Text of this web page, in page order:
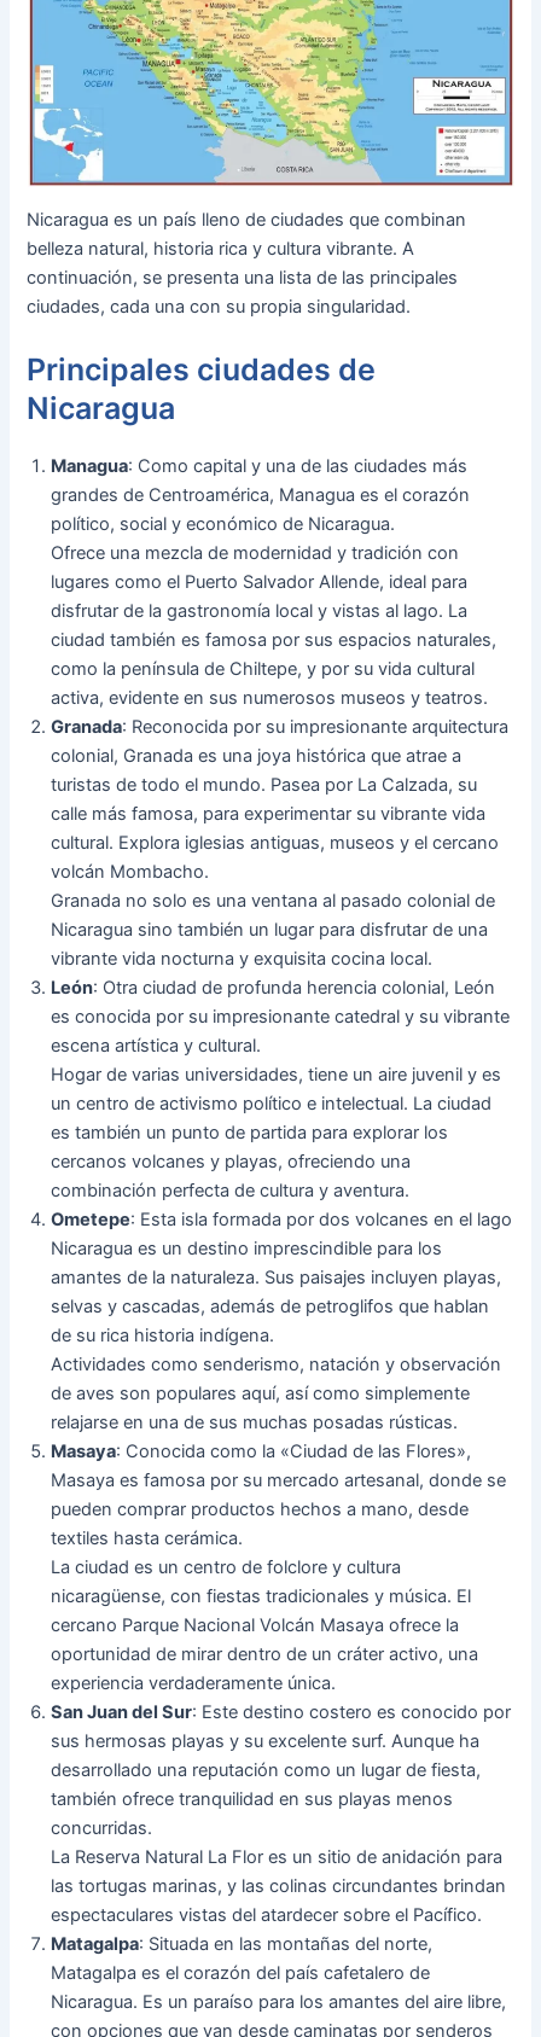
Nicaragua es un país lleno de ciudades que combinan
belleza natural, historia rica y cultura vibrante. A
continuación, se presenta una lista de las principales
ciudades, cada una con su propia singularidad.
Principales ciudades de
Nicaragua
Managua: Como capital y una de las ciudades más
grandes de Centroamérica, Managua es el corazón
político, social y económico de Nicaragua.
Ofrece una mezcla de modernidad y tradición con
lugares como el Puerto Salvador Allende, ideal para
disfrutar de la gastronomía local y vistas al lago. La
ciudad también es famosa por sus espacios naturales,
como la península de Chiltepe, y por su vida cultural
activa, evidente en sus numerosos museos y teatros.
Granada: Reconocida por su impresionante arquitectura
colonial, Granada es una joya histórica que atrae a
turistas de todo el mundo. Pasea por La Calzada, su
calle más famosa, para experimentar su vibrante vida
cultural. Explora iglesias antiguas, museos y el cercano
volcán Mombacho.
Granada no solo es una ventana al pasado colonial de
Nicaragua sino también un lugar para disfrutar de una
vibrante vida nocturna y exquisita cocina local.
León: Otra ciudad de profunda herencia colonial, León
es conocida por su impresionante catedral y su vibrante
escena artística y cultural.
Hogar de varias universidades, tiene un aire juvenil y es
un centro de activismo político e intelectual. La ciudad
es también un punto de partida para explorar los
cercanos volcanes y playas, ofreciendo una
combinación perfecta de cultura y aventura.
Ometepe: Esta isla formada por dos volcanes en el lago
Nicaragua es un destino imprescindible para los
amantes de la naturaleza. Sus paisajes incluyen playas,
selvas y cascadas, además de petroglifos que hablan
de su rica historia indígena.
Actividades como senderismo, natación y observación
de aves son populares aquí, así como simplemente
relajarse en una de sus muchas posadas rústicas.
Masaya: Conocida como la «Ciudad de las Flores»,
Masaya es famosa por su mercado artesanal, donde se
pueden comprar productos hechos a mano, desde
textiles hasta cerámica.
La ciudad es un centro de folclore y cultura
nicaragüense, con fiestas tradicionales y música. El
cercano Parque Nacional Volcán Masaya ofrece la
oportunidad de mirar dentro de un cráter activo, una
experiencia verdaderamente única.
San Juan del Sur: Este destino costero es conocido por
sus hermosas playas y su excelente surf. Aunque ha
desarrollado una reputación como un lugar de fiesta,
también ofrece tranquilidad en sus playas menos
concurridas.
La Reserva Natural La Flor es un sitio de anidación para
las tortugas marinas, y las colinas circundantes brindan
espectaculares vistas del atardecer sobre el Pacífico.
Matagalpa: Situada en las montañas del norte,
Matagalpa es el corazón del país cafetalero de
Nicaragua. Es un paraíso para los amantes del aire libre,
con opciones que van desde caminatas por senderos